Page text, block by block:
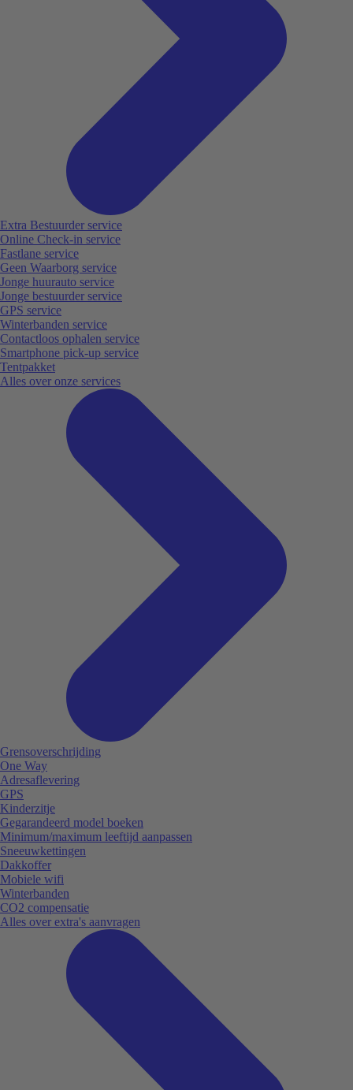
Extra Bestuurder service
Online Check-in service
Fastlane service
Geen Waarborg service
Jonge huurauto service
Jonge bestuurder service
GPS service
Winterbanden service
Contactloos ophalen service
Smartphone pick-up service
Tentpakket
Alles over onze services
Grensoverschrijding
One Way
Adresaflevering
GPS
Kinderzitje
Gegarandeerd model boeken
Minimum/maximum leeftijd aanpassen
Sneeuwkettingen
Dakkoffer
Mobiele wifi
Winterbanden
CO2 compensatie
Alles over extra's aanvragen